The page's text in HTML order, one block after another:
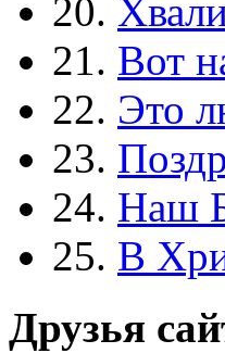
20.
21. Вот
22. Это
23.
24. Наш
25. В
Друзья